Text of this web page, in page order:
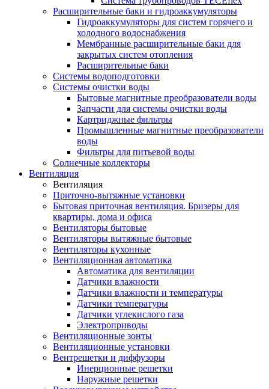
Расширительные баки и гидроаккумуляторы
Гидроаккумуляторы для систем горячего и
холодного водоснабжения
Мембранные расширительные баки для
закрытых систем отопления
Расширительные баки
Системы водоподготовки
Системы очистки воды
Бытовые магнитные преобразователи воды
Запчасти для системы очистки воды
Картриджные фильтры
Промышленные магнитные преобразователи
воды
Фильтры для питьевой воды
Солнечные коллекторы
Вентиляция
Вентиляция
Приточно-вытяжные установки
Бытовая приточная вентиляция. Бризеры для
квартиры, дома и офиса
Вентиляторы бытовые
Вентиляторы вытяжные бытовые
Вентиляторы кухонные
Вентиляционная автоматика
Автоматика для вентиляции
Датчики влажности
Датчики влажности и температуры
Датчики температуры
Датчики углекислого газа
Электроприводы
Вентиляционные зонты
Вентиляционные установки
Вентрешетки и диффузоры
Инерционные решетки
Наружные решетки